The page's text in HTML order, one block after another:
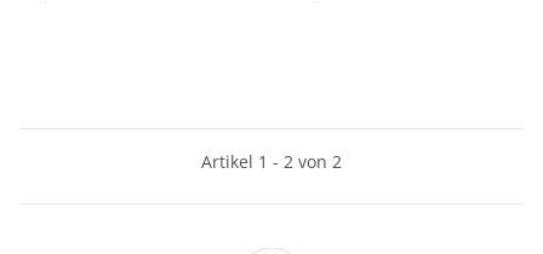
Artikel 1 - 2 von 2